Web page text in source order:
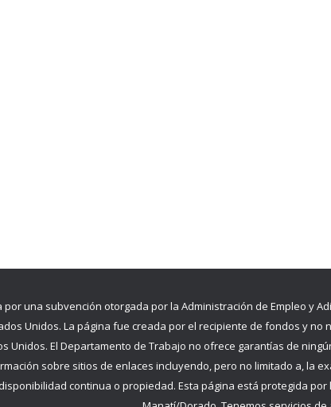
una subvención otorgada por la Administración de Empleo y
Unidos. La página fue creada por el recipiente de fondos y
Unidos. El Departamento de Trabajo no ofrece garantías de
sobre sitios de enlaces incluyendo, pero no limitado a, la
continua o propiedad. Esta página está protegida